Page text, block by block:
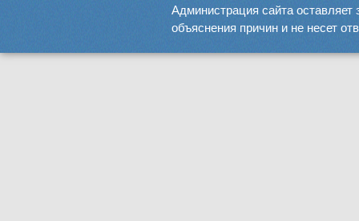
Администрация сайта оставляет
объяснения причин и не несет